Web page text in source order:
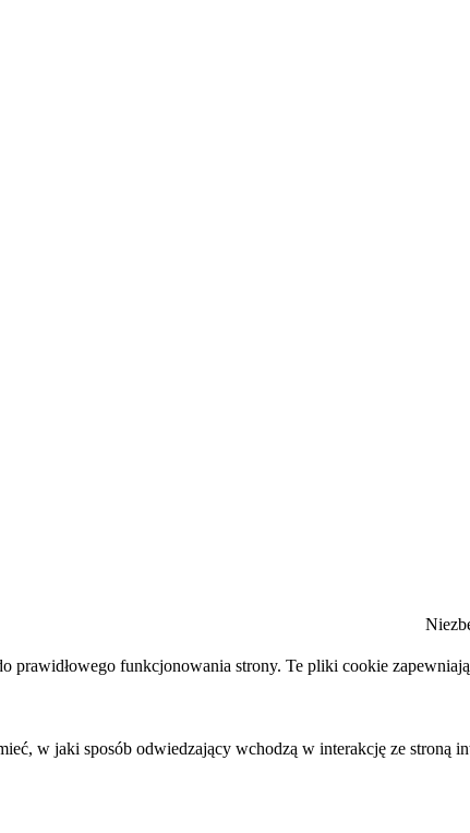
prawidłowego funkcjonowania strony. Te pliki cookie
w jaki sposób odwiedzający wchodzą w interakcję ze